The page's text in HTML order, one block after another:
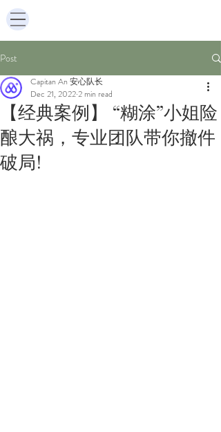
Post
【经典案例】 “糊涂”小姐险
酿大祸，专业团队带你撤件
破局!
Capitan An 安心队长
Dec 21, 20222 min read